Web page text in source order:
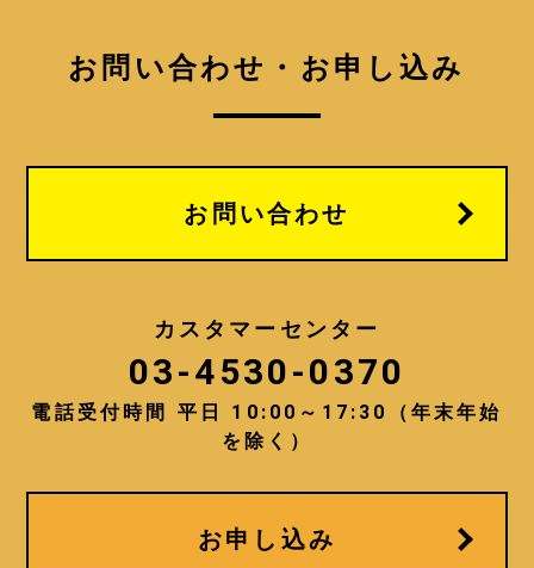
お問い合わせ・お申し込み
お問い合わせ
カスタマーセンター
03-4530-0370
電話受付時間 平日 10:00～17:30（年末年始
を除く）
お申し込み